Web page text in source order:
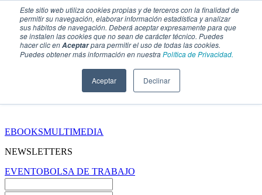
Este sitio web utiliza cookies propias y de terceros con la finalidad de
permitir su navegación, elaborar información estadística y analizar
sus hábitos de navegación. Deberá aceptar expresamente para que
se instalen las cookies que no sean de carácter técnico. Puedes
hacer clic enAceptarpara permitir el uso de todas las cookies.
Puedes obtener más información en nuestraPolítica de Privacidad.
Aceptar Declinar
EBOOKSMULTIMEDIA
NEWSLETTERS
EVENTOBOLSA DE TRABAJO